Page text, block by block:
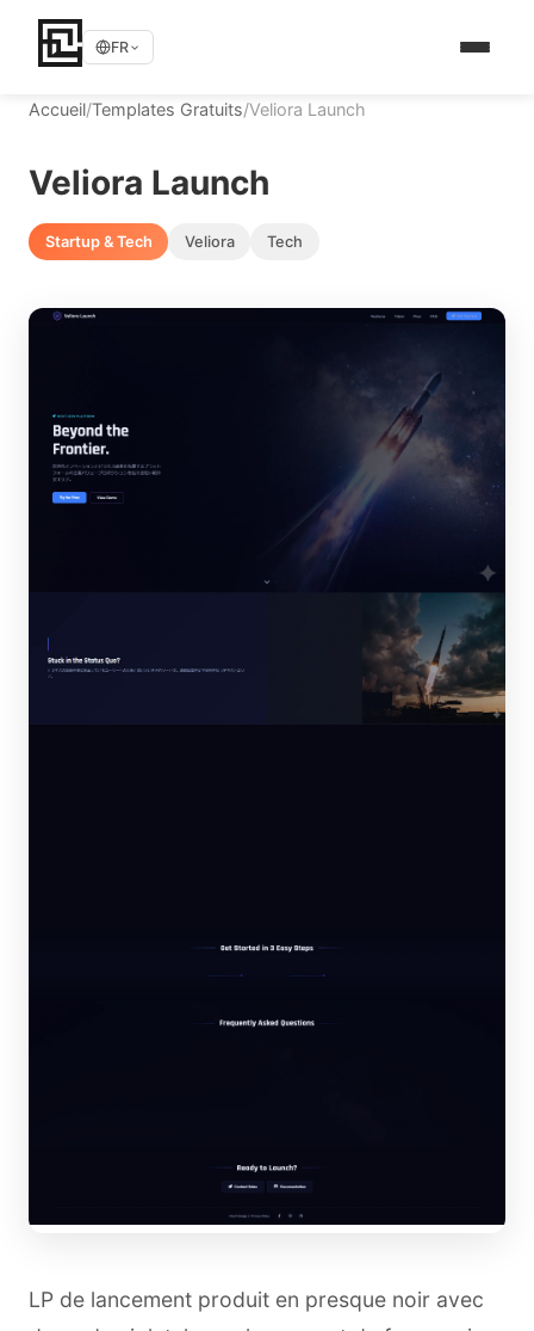
FR
Accueil/Templates Gratuits/Veliora Launch
Veliora Launch
Startup & Tech Veliora Tech
LP de lancement produit en presque noir avec